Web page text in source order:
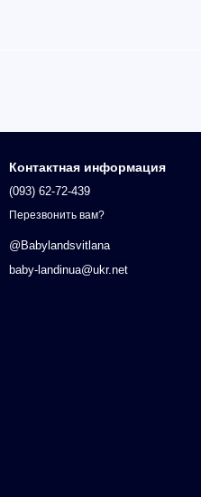
Контактная информация
(093) 62-72-439
Перезвонить вам?
@Babylandsvitlana
baby-landinua@ukr.net